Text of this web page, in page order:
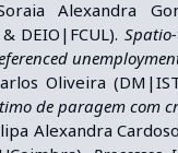
Alexandra
DEIO|FCUL).
Oliveira
de paragem com
Alexandra